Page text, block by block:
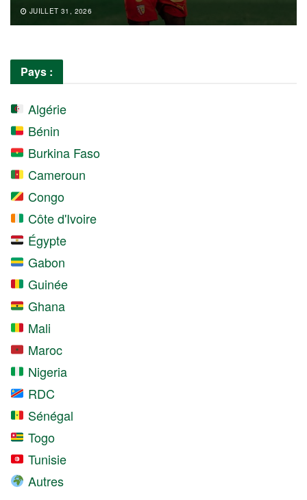
JUILLET 31, 2026
Pays :
Algérie
Bénin
Burkina Faso
Cameroun
Congo
Côte d'Ivoire
Égypte
Gabon
Guinée
Ghana
Mali
Maroc
Nigeria
RDC
Sénégal
Togo
Tunisie
Autres